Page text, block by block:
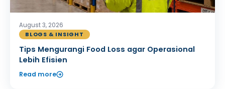
August 3, 2026
BLOGS & INSIGHT
Tips Mengurangi Food Loss agar Operasional
Lebih Efisien
Read more